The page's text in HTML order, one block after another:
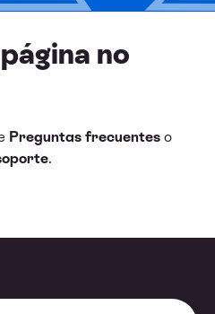
no
Preguntas frecuentes o
.